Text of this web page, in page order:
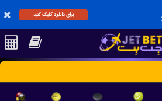
برای دانلود کلیک کنید